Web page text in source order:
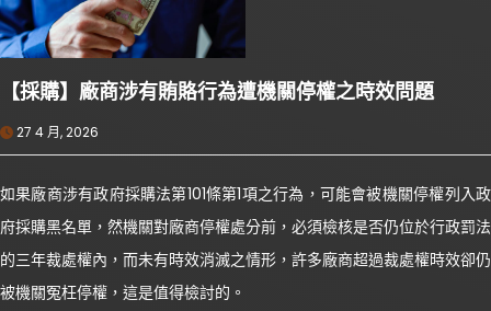
【採購】廠商涉有賄賂行為遭機關停權之時效問題
27 4 月, 2026
如果廠商涉有政府採購法第101條第1項之行為，可能會被機關停權列入政
府採購黑名單，然機關對廠商停權處分前，必須檢核是否仍位於行政罰法
的三年裁處權內，而未有時效消滅之情形，許多廠商超過裁處權時效卻仍
被機關冤枉停權，這是值得檢討的。